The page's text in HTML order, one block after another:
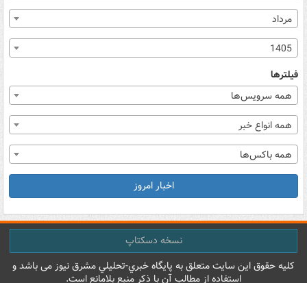
مرداد
1405
فیلترها
همه سرویس‌ها
همه انواع خبر
همه باکس‌ها
اخبار امروز
نسخه دسکتاپ
کليه حقوق اين سايت متعلق به پایگاه خبري-تحليلي مشرق نيوز می باشد و
استفاده از مطالب آن با ذکر منبع بلامانع است.